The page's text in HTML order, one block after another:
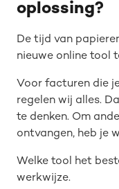
oplossing?
De tijd van
nieuwe online tool
Voor facturen die
regelen wij alles.
te denken. Om
ontvangen, heb je
Welke tool het
werkwijze.